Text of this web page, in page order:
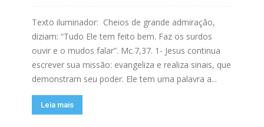
Texto iluminador: Cheios de grande admiração,
diziam: “Tudo Ele tem feito bem. Faz os surdos
ouvir e o mudos falar”. Mc.7,37. 1- Jesus continua
escrever sua missão: evangeliza e realiza sinais, que
demonstram seu poder. Ele tem uma palavra a...
Leia mais